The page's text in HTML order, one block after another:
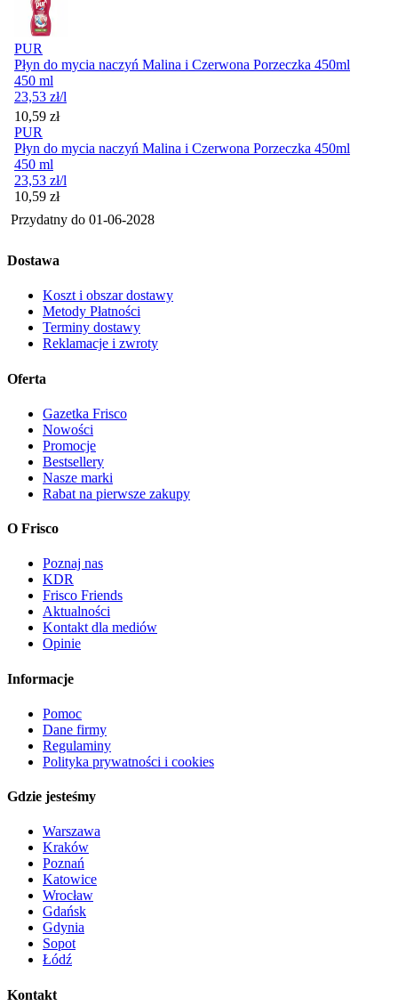
PUR
Płyn do mycia naczyń Malina i Czerwona Porzeczka 450ml
450 ml
23,53 zł/l
Cena
10,59 zł
PUR
Płyn do mycia naczyń Malina i Czerwona Porzeczka 450ml
450 ml
23,53 zł/l
Cena
10,59 zł
Przydatny do 01-06-2028
Dostawa
Koszt i obszar dostawy
Metody Płatności
Terminy dostawy
Reklamacje i zwroty
Oferta
Gazetka Frisco
Nowości
Promocje
Bestsellery
Nasze marki
Rabat na pierwsze zakupy
O Frisco
Poznaj nas
KDR
Frisco Friends
Aktualności
Kontakt dla mediów
Opinie
Informacje
Pomoc
Dane firmy
Regulaminy
Polityka prywatności i cookies
Gdzie jesteśmy
Warszawa
Kraków
Poznań
Katowice
Wrocław
Gdańsk
Gdynia
Sopot
Łódź
Kontakt